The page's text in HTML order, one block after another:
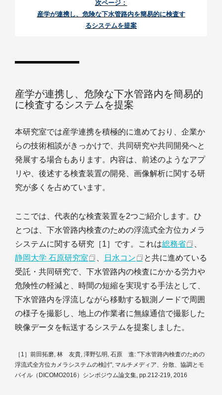
次ページ：
産学が連携し、危険な下水管路内を簡易的に検査す
るシステムを提案
産学が連携し、危険な下水管路内を簡易的
に検査するシステムを提案
本研究室では産学連携を積極的に進めており、企業か
らの技術相談がきっかけで、共同研究や共同開発へと
発展する場合もあります。内容は、前述のようなアプ
リや、後述する検査装置の開発、画像解析に関する研
究が多くを占めています。
ここでは、代表的な検査装置を2つご紹介します。ひ
とつは、下水管路内検査のための浮流式全方位カメラ
システムに関する研究［1］です。これは総務省
静岡大学 石原研究室
日水コン
と共に進めている
受託・共同研究で、下水管路内の検査にかかる労力や
危険性の軽減と、時間の短縮を実現する手法として、
下水管路内を浮流しながら移動する観測ノードで周囲
の様子を撮影し、地上の作業者に無線通信で撮影した
映像データを転送するシステムを提案しました。
［1］前田拓磨, 林 友貴, 澤野弘明, 石原 進: "下水管路内検査のための
浮流式全方位カメラシステムの検討", マルチメディア、分散、協調とモ
バイル（DICOMO2016）シンポジウム論文集, pp.212-219, 2016